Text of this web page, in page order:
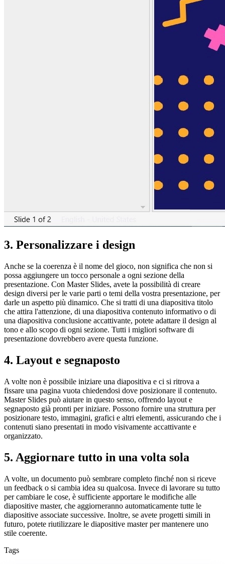
3. Personalizzare i design
Anche se la coerenza è il nome del gioco, non significa che non si
possa aggiungere un tocco personale a ogni sezione della
presentazione. Con Master Slides, avete la possibilità di creare
design diversi per le varie parti o temi della vostra presentazione, per
darle un aspetto più dinamico. Che si tratti di una diapositiva titolo
che attira l'attenzione, di una diapositiva contenuto informativo o di
una diapositiva conclusione accattivante, potete adattare il design al
tono e allo scopo di ogni sezione. Tutti i migliori software di
presentazione dovrebbero avere questa funzione.
4. Layout e segnaposto
A volte non è possibile iniziare una diapositiva e ci si ritrova a
fissare una pagina vuota chiedendosi dove posizionare il contenuto.
Master Slides può aiutare in questo senso, offrendo layout e
segnaposto già pronti per iniziare. Possono fornire una struttura per
posizionare testo, immagini, grafici e altri elementi, assicurando che i
contenuti siano presentati in modo visivamente accattivante e
organizzato.
5. Aggiornare tutto in una volta sola
A volte, un documento può sembrare completo finché non si riceve
un feedback o si cambia idea su qualcosa. Invece di lavorare su tutto
per cambiare le cose, è sufficiente apportare le modifiche alle
diapositive master, che aggiorneranno automaticamente tutte le
diapositive associate successive. Inoltre, se avete progetti simili in
futuro, potete riutilizzare le diapositive master per mantenere uno
stile coerente.
Tags